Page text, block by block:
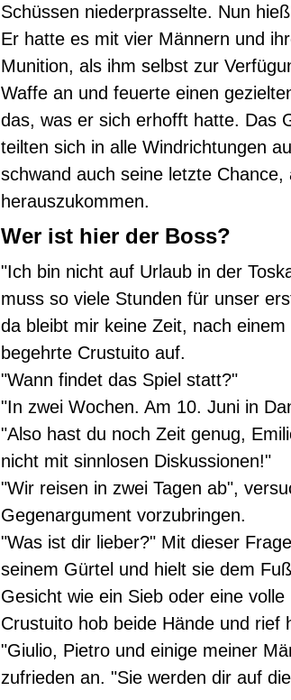
Schüssen niederprasselte. Nun
Er hatte es mit vier Männern und
Munition, als ihm selbst zur
Waffe an und feuerte einen
das, was er sich erhofft hatte. Das
teilten sich in alle Windrichtungen
schwand auch seine letzte
herauszukommen.
Wer ist hier der Boss?
"Ich bin nicht auf Urlaub in der
muss so viele Stunden für unser
da bleibt mir keine Zeit, nach
begehrte Crustuito auf.
"Wann findet das Spiel statt?"
"In zwei Wochen. Am 10. Juni in
"Also hast du noch Zeit genug,
nicht mit sinnlosen Diskussionen!"
"Wir reisen in zwei Tagen ab",
Gegenargument vorzubringen.
"Was ist dir lieber?" Mit dieser
seinem Gürtel und hielt sie dem
Gesicht wie ein Sieb oder eine volle
Crustuito hob beide Hände und
"Giulio, Pietro und einige meiner
zufrieden an. "Sie werden dir auf